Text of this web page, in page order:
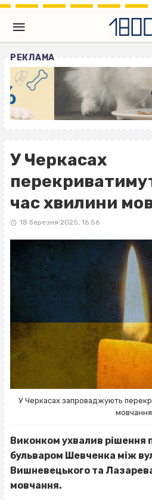
РЕКЛАМА
У Черкасах
час хвилини
18 березня 2025, 16:56
У Черкасах запроваджують
мовчання
Виконком ухвалив рішення
бульваром Шевченка між
Вишневецького та
мовчання.